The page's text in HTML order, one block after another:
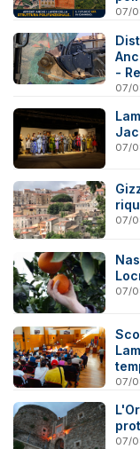
07/
-
07/
07/
07/
07/
07/
07/